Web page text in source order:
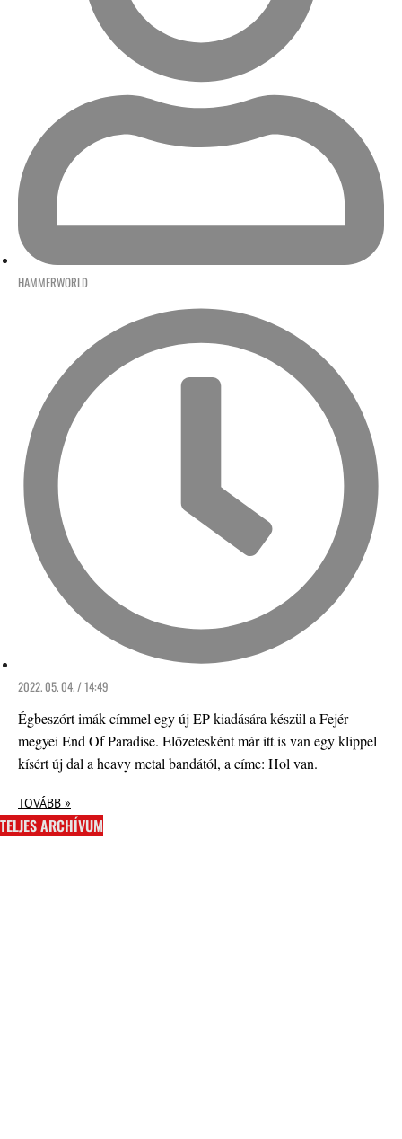
HAMMERWORLD
2022. 05. 04. / 14:49
Égbeszórt imák címmel egy új EP kiadására készül a Fejér
megyei End Of Paradise. Előzetesként már itt is van egy klippel
kísért új dal a heavy metal bandától, a címe: Hol van.
TOVÁBB »
TELJES ARCHÍVUM